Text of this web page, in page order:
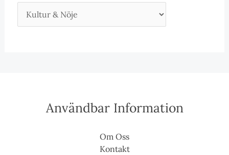
Användbar Information
Om Oss
Kontakt